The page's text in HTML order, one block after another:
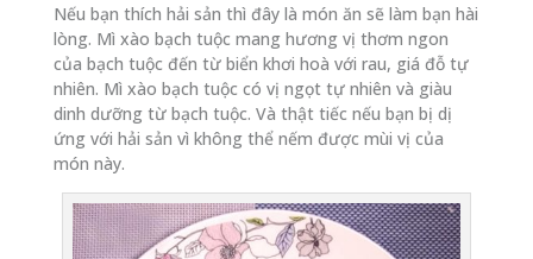
Nếu bạn thích hải sản thì đây là món ăn sẽ làm bạn hài
lòng. Mì xào bạch tuộc mang hương vị thơm ngon
của bạch tuộc đến từ biển khơi hoà với rau, giá đỗ tự
nhiên. Mì xào bạch tuộc có vị ngọt tự nhiên và giàu
dinh dưỡng từ bạch tuộc. Và thật tiếc nếu bạn bị dị
ứng với hải sản vì không thể nếm được mùi vị của
món này.